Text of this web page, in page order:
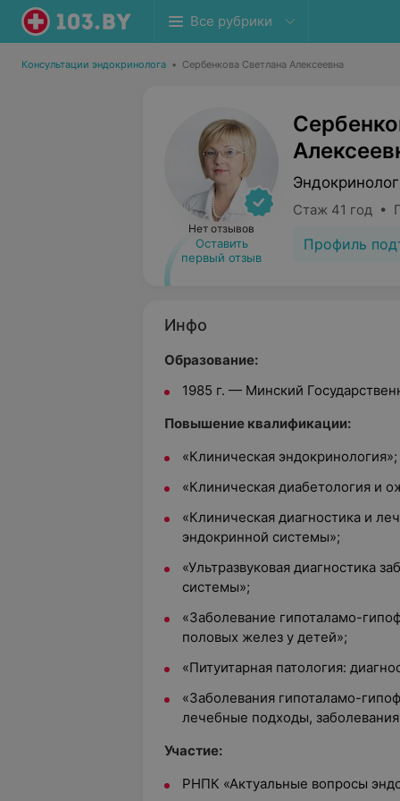
Все рубрики
Консультации эндокринолога • Сербенкова Светлана Алексеевна
Нет отзывов
Оставить
первый отзыв
Эндокринолог
Стаж 41 год •
Профиль
Инфо
Образование:
1985 г. — Минский
Повышение квалификации:
«Клиническая эндокринология»;
«Клиническая диабетология и
«Клиническая диагностика и
эндокринной системы»;
«Ультразвуковая диагностика
системы»;
«Заболевание гипоталамо-
половых желез у детей»;
«Питуитарная патология:
«Заболевания гипоталамо-
лечебные подходы,
Участие:
РНПК «Актуальные вопросы